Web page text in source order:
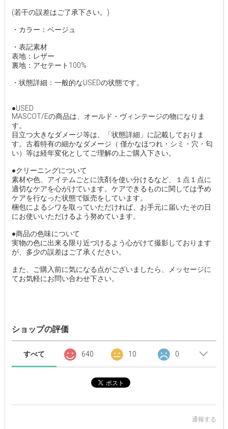
(若干の誤差はご了承下さい。)
・カラー：ベージュ
・表記素材
表地：レザー
裏地：アセテート100%
・状態詳細：一般的なUSEDの状態です。
●USED
MASCOT/Eの商品は、オールド・ヴィンテージの物になりま
す。
目立つ大きなダメージ等は、「状態詳細」に記載しておりま
す。古着特有の細かなダメージ（ 僅かなほつれ・シミ・穴・匂
い）等は経年変化としてご理解の上ご購入下さい。
●クリーニングについて
素材や色、アイテムごとに洗剤を使い分けるなど、１点１点に
適切なケアを心がけています。ケアできるものに関しては予め
ケアを行なった状態で販売をしています。
梱包によるシワを取っていただければ、お手元に届いたその日
にお使いいただけるよう努めています。
●商品の色味について
実物の色に出来る限り近づけるよう心がけて撮影しております
が、多少の誤差はご了承ください。
また、ご購入前に気になる点がございましたら、メッセージに
てお気軽にお問い合わせ下さい。
ショップの評価
すべて 640 10 0
通報する